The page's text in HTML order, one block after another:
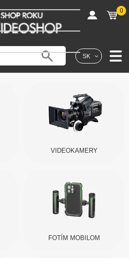
SK
shop@fotovideoshop.sk
0
VIDEOKAMERY
FOTÍM MOBILOM